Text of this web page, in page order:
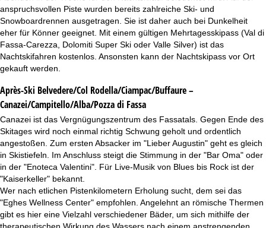
anspruchsvollen Piste wurden bereits zahlreiche Ski- und
Snowboardrennen ausgetragen. Sie ist daher auch bei Dunkelheit
eher für Könner geeignet. Mit einem gültigen Mehrtagesskipass (Val di
Fassa-Carezza, Dolomiti Super Ski oder Valle Silver) ist das
Nachtskifahren kostenlos. Ansonsten kann der Nachtskipass vor Ort
gekauft werden.
Après-Ski Belvedere/Col Rodella/Ciampac/Buffaure –
Canazei/Campitello/Alba/Pozza di Fassa
Canazei ist das Vergnügungszentrum des Fassatals. Gegen Ende des
Skitages wird noch einmal richtig Schwung geholt und ordentlich
angestoßen. Zum ersten Absacker im "Lieber Augustin" geht es gleich
in Skistiefeln. Im Anschluss steigt die Stimmung in der "Bar Oma" oder
in der "Enoteca Valentini". Für Live-Musik von Blues bis Rock ist der
"Kaiserkeller" bekannt.
Wer nach etlichen Pistenkilometern Erholung sucht, dem sei das
"Eghes Wellness Center" empfohlen. Angelehnt an römische Thermen
gibt es hier eine Vielzahl verschiedener Bäder, um sich mithilfe der